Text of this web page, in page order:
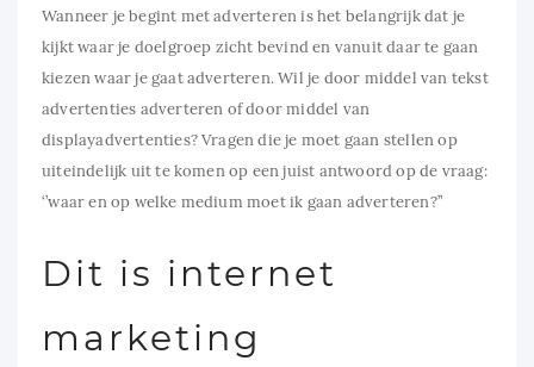
Wanneer je begint met adverteren is het belangrijk dat je
kijkt waar je doelgroep zicht bevind en vanuit daar te gaan
kiezen waar je gaat adverteren. Wil je door middel van tekst
advertenties adverteren of door middel van
displayadvertenties? Vragen die je moet gaan stellen op
uiteindelijk uit te komen op een juist antwoord op de vraag:
‘’waar en op welke medium moet ik gaan adverteren?’’
Dit is internet
marketing